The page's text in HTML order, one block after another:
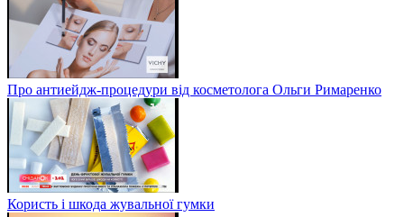
Про антиейдж-процедури від косметолога Ольги Римаренко
Користь і шкода жувальної гумки